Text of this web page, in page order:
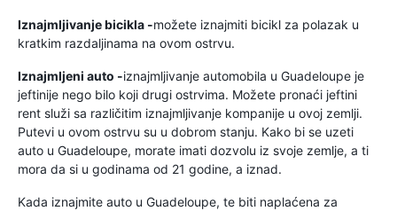
Iznajmljivanje bicikla -možete iznajmiti bicikl za polazak u
kratkim razdaljinama na ovom ostrvu.
Iznajmljeni auto -iznajmljivanje automobila u Guadeloupe je
jeftinije nego bilo koji drugi ostrvima. Možete pronaći jeftini
rent služi sa različitim iznajmljivanje kompanije u ovoj zemlji.
Putevi u ovom ostrvu su u dobrom stanju. Kako bi se uzeti
auto u Guadeloupe, morate imati dozvolu iz svoje zemlje, a ti
mora da si u godinama od 21 godine, a iznad.
Kada iznajmite auto u Guadeloupe, te biti naplaćena za